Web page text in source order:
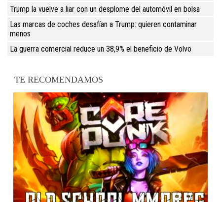
Trump la vuelve a liar con un desplome del automóvil en bolsa
Las marcas de coches desafían a Trump: quieren contaminar
menos
La guerra comercial reduce un 38,9% el beneficio de Volvo
TE RECOMENDAMOS